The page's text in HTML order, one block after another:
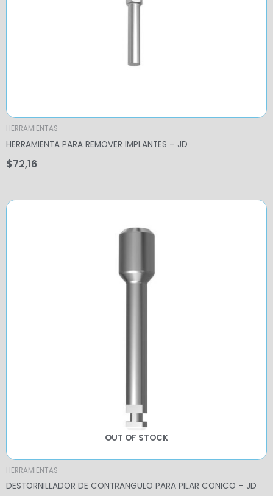
HERRAMIENTAS
HERRAMIENTA PARA REMOVER IMPLANTES – JD
$72,16
OUT OF STOCK
HERRAMIENTAS
DESTORNILLADOR DE CONTRANGULO PARA PILAR CONICO – JD